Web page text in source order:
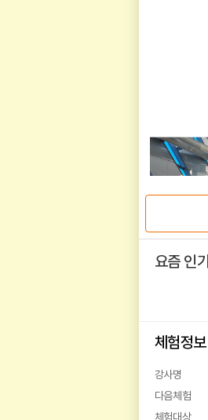
요즘 인
체험정보
강사명
다음체험
체험대상